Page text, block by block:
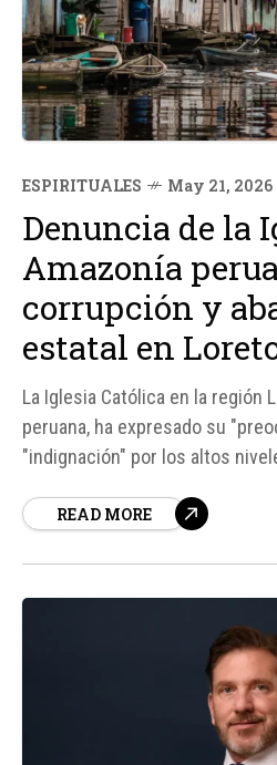
ESPIRITUALES May 21, 2026
Denuncia de la
Amazonía
corrupción y
estatal en
La Iglesia Católica en la región
peruana, ha expresado su
"indignación" por los altos
población, especialmente a las
READ MORE